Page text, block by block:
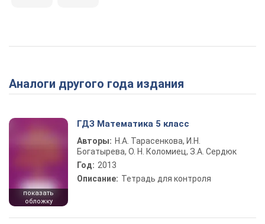
Аналоги другого года издания
показать
обложку
ГДЗ Математика 5 класс
Авторы: Н.А. Тарасенкова, И.Н.
Богатырева, О. Н. Коломиец, З.А. Сердюк
Год: 2013
Описание: Тетрадь для контроля